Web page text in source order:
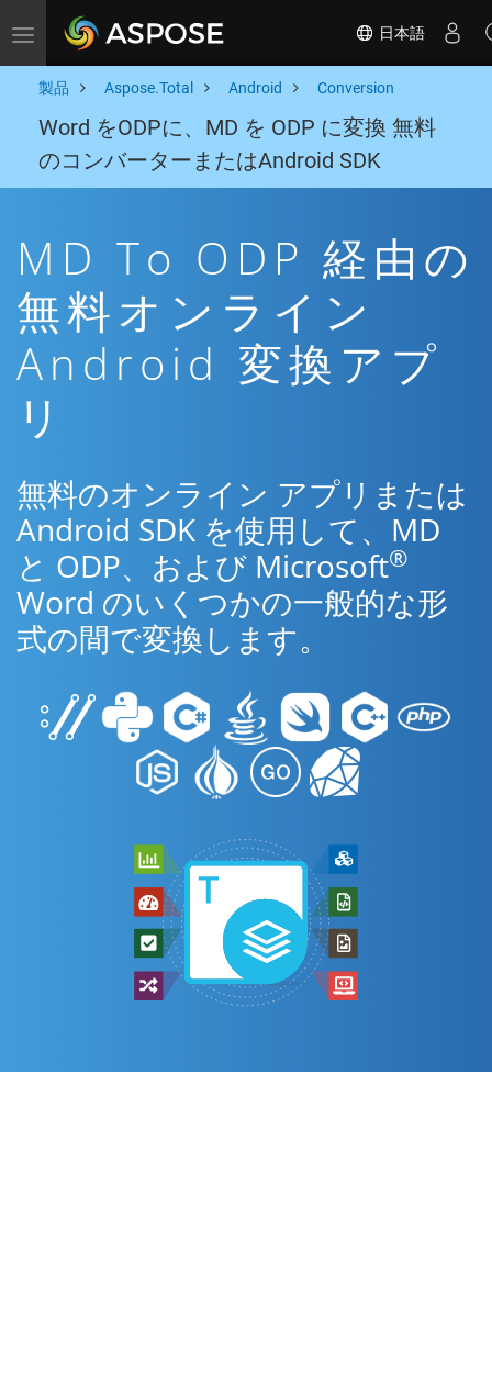
Toggle navigation 日本語
製品 Aspose.Total Android Conversion
Word をODPに、MD を ODP に変換 無料
のコンバーターまたはAndroid SDK
MD To ODP 経由の
無料オンライン
Android 変換アプ
リ
無料のオンライン アプリまたは
Android SDK を使用して、MD
と ODP、および Microsoft®
Word のいくつかの一般的な形
式の間で変換します。